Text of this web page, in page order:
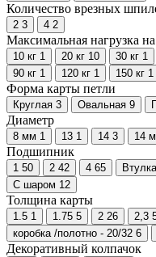
Количество врезных
2 3 4 2
Максимальная нагрузка
10 кг 1 20 кг 10 30 кг 1
90 кг 1 120 кг 1 150 кг 1
Форма карты петли
Круглая 3 Овальная 9
Диаметр
8 мм 1 13 1 14 3 14
Подшипник
1 50 2 42 4 65 Втулка
С шаром 12
Толщина карты
1.5 1 1.75 5 2 26 2,3
коробка /полотно - 20/32 6
Декоративный колпачок